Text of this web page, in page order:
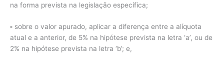
na forma prevista na legislação específica;
▫ sobre o valor apurado, aplicar a diferença entre a alíquota
atual e a anterior, de 5% na hipótese prevista na letra ‘a’, ou de
2% na hipótese prevista na letra ‘b’; e,